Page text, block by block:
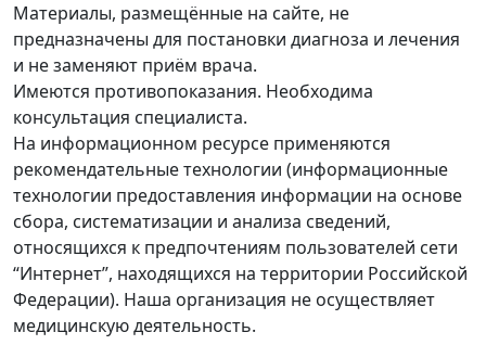
Материалы, размещённые на сайте, не
предназначены для постановки диагноза и лечения
и не заменяют приём врача.
Имеются противопоказания. Необходима
консультация специалиста.
На информационном ресурсе применяются
рекомендательные технологии (информационные
технологии предоставления информации на основе
сбора, систематизации и анализа сведений,
относящихся к предпочтениям пользователей сети
“Интернет”, находящихся на территории Российской
Федерации). Наша организация не осуществляет
медицинскую деятельность.